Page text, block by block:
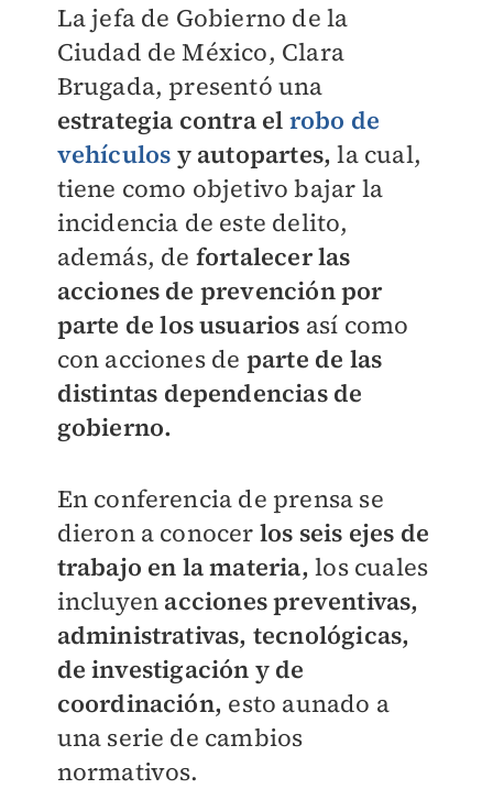
La jefa de Gobierno de la
Ciudad de México, Clara
Brugada, presentó una
estrategia contra el robo de
vehículos y autopartes, la cual,
tiene como objetivo bajar la
incidencia de este delito,
además, de fortalecer las
acciones de prevención por
parte de los usuarios así como
con acciones de parte de las
distintas dependencias de
gobierno.
En conferencia de prensa se
dieron a conocer los seis ejes de
trabajo en la materia, los cuales
incluyen acciones preventivas,
administrativas, tecnológicas,
de investigación y de
coordinación, esto aunado a
una serie de cambios
normativos.